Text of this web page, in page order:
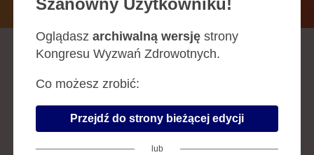
B C D F G H J K L Ł
MAREK BRZOSKO
prezes, Polskie Towarzystwo
Reumatologiczne, kierownik, Klinika
Oglądasz archiwalną wersję strony
Kongresu Wyzwań Zdrowotnych.
Co możesz zrobić:
Przejdź do strony bieżącej edycji
lub